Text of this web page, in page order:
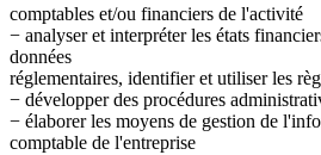
comptables et/ou financiers de l'activité
− analyser et interpréter les états
données
réglementaires, identifier et utiliser les
− développer des procédures
− élaborer les moyens de gestion de
comptable de l'entreprise